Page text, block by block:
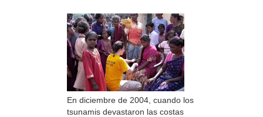
En diciembre de 2004, cuando los
tsunamis devastaron las costas